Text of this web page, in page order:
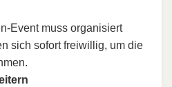
Event muss organisiert
sich sofort freiwillig, um die